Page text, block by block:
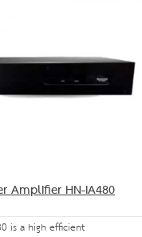
Amplifier HN-IA480
is a high efficient